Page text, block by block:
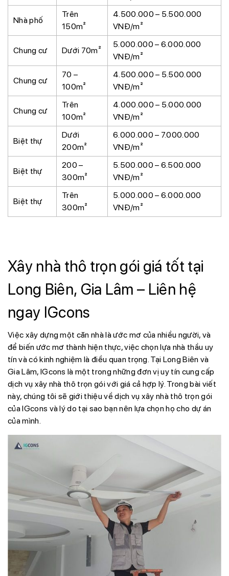
Nhà phố
Trên
150m²
4.500.000 – 5.500.000
VNĐ/m²
Chung cư Dưới 70m²
5.000.000 – 6.000.000
VNĐ/m²
Chung cư
70 –
100m²
4.500.000 – 5.500.000
VNĐ/m²
Chung cư
Trên
100m²
4.000.000 – 5.000.000
VNĐ/m²
Biệt thự
Dưới
200m²
6.000.000 – 7.000.000
VNĐ/m²
Biệt thự
200 –
300m²
5.500.000 – 6.500.000
VNĐ/m²
Biệt thự
Trên
300m²
5.000.000 – 6.000.000
VNĐ/m²
Xây nhà thô trọn gói giá tốt tại
Long Biên, Gia Lâm – Liên hệ
ngay IGcons
Việc xây dựng một căn nhà là ước mơ của nhiều người, và
để biến ước mơ thành hiện thực, việc chọn lựa nhà thầu uy
tín và có kinh nghiệm là điều quan trọng. Tại Long Biên và
Gia Lâm, IGcons là một trong những đơn vị uy tín cung cấp
dịch vụ xây nhà thô trọn gói với giá cả hợp lý. Trong bài viết
này, chúng tôi sẽ giới thiệu về dịch vụ xây nhà thô trọn gói
của IGcons và lý do tại sao bạn nên lựa chọn họ cho dự án
của mình.